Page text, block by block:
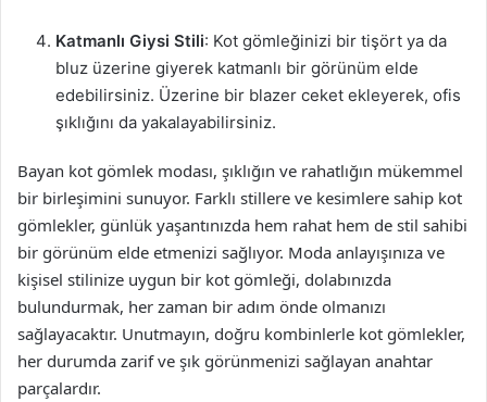
Katmanlı Giysi Stili: Kot gömleğinizi bir tişört ya da
bluz üzerine giyerek katmanlı bir görünüm elde
edebilirsiniz. Üzerine bir blazer ceket ekleyerek, ofis
şıklığını da yakalayabilirsiniz.
Bayan kot gömlek modası, şıklığın ve rahatlığın mükemmel
bir birleşimini sunuyor. Farklı stillere ve kesimlere sahip kot
gömlekler, günlük yaşantınızda hem rahat hem de stil sahibi
bir görünüm elde etmenizi sağlıyor. Moda anlayışınıza ve
kişisel stilinize uygun bir kot gömleği, dolabınızda
bulundurmak, her zaman bir adım önde olmanızı
sağlayacaktır. Unutmayın, doğru kombinlerle kot gömlekler,
her durumda zarif ve şık görünmenizi sağlayan anahtar
parçalardır.